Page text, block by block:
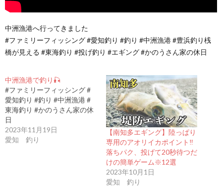
中洲漁港へ行ってきました
#ファミリーフィッシング #愛知釣り #釣り #中洲漁港 #豊浜釣り桟
橋が見える #東海釣り #投げ釣り #エギング #かのうさん家の休日
中洲漁港で釣り🎣
#ファミリーフィッシング #
愛知釣り #釣り #中洲漁港 #
東海釣り #かのうさん家の休
日
2023年11月19日
愛知 釣り
【南知多エギング】陸っぱり
専用のアオリイカポイント‼︎
落ちパク、投げて20秒待つだ
けの簡単ゲーム※12選
2023年10月1日
愛知 釣り